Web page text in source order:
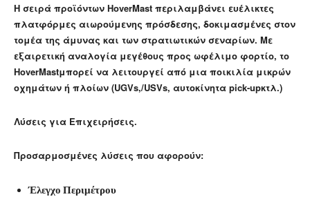
Η σειρά προϊόντων HoverMast περιλαμβάνει ευέλικτες
πλατφόρμες αιωρούμενης πρόσδεσης, δοκιμασμένες στον
τομέα της άμυνας και των στρατιωτικών σεναρίων. Με
εξαιρετική αναλογία μεγέθους προς ωφέλιμο φορτίο, το
HoverMastμπορεί να λειτουργεί από μια ποικιλία μικρών
οχημάτων ή πλοίων (UGVs,/USVs, αυτοκίνητα pick-upκτλ.)
Λύσεις για Επιχειρήσεις.
Προσαρμοσμένες λύσεις που αφορούν:
Έλεγχο Περιμέτρου